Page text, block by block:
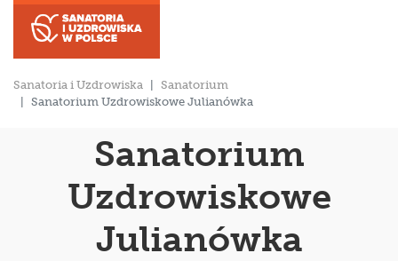
Sanatoria i Uzdrowiska
Sanatorium
Sanatorium Uzdrowiskowe Julianówka
Sanatorium
Uzdrowiskowe
Julianówka